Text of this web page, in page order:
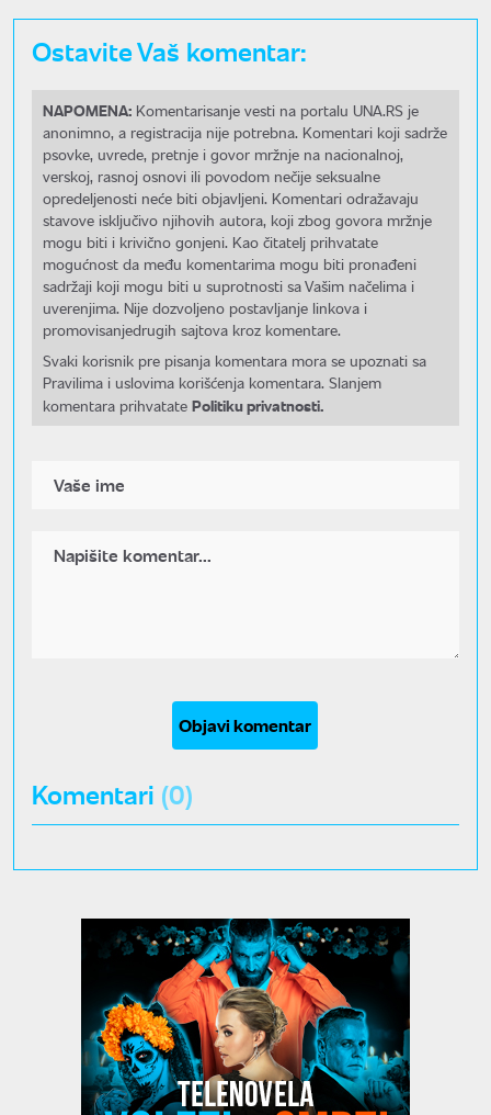
Ostavite Vaš komentar:
NAPOMENA: Komentarisanje vesti na portalu UNA.RS je
anonimno, a registracija nije potrebna. Komentari koji sadrže
psovke, uvrede, pretnje i govor mržnje na nacionalnoj,
verskoj, rasnoj osnovi ili povodom nečije seksualne
opredeljenosti neće biti objavljeni. Komentari odražavaju
stavove isključivo njihovih autora, koji zbog govora mržnje
mogu biti i krivično gonjeni. Kao čitatelj prihvatate
mogućnost da među komentarima mogu biti pronađeni
sadržaji koji mogu biti u suprotnosti sa Vašim načelima i
uverenjima. Nije dozvoljeno postavljanje linkova i
promovisanjedrugih sajtova kroz komentare.
Svaki korisnik pre pisanja komentara mora se upoznati sa
Pravilima i uslovima korišćenja komentara. Slanjem
komentara prihvatate Politiku privatnosti.
Objavi komentar
Komentari (0)